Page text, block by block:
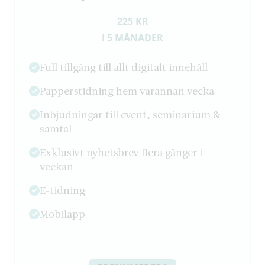
225 KR
I 5 MÅNADER
Full tillgång till allt digitalt innehåll
Papperstidning hem varannan vecka
Inbjudningar till event, seminarium &
samtal
Exklusivt nyhetsbrev flera gånger i
veckan
E-tidning
Mobilapp